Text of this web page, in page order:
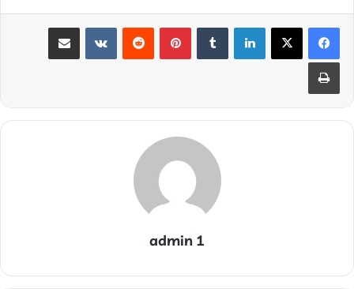
لینکدین ‫تامبلر ‫پین‌ترست‫رددیت ‫VKontakteاشتراک گذاری از طریق ایمیل
چاپ
admin 1